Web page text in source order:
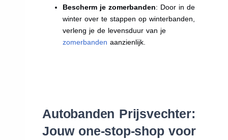
Bescherm je zomerbanden: Door in de
winter over te stappen op winterbanden,
verleng je de levensduur van je
zomerbanden aanzienlijk.
Autobanden Prijsvechter:
Jouw one-stop-shop voor